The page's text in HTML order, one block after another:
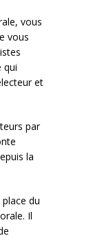
vous
vous
qui
et
par
la
du
Il